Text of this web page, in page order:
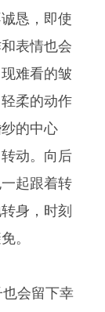
恳，即使
表情也会
难看的皱
柔的动作
的中心
动。向后
起跟着转
身，时刻
。
会留下幸